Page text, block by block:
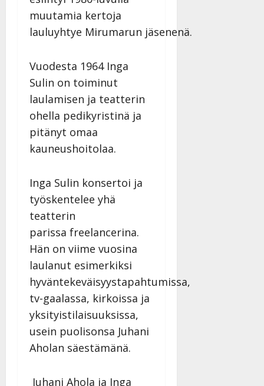
muutamia kertoja
lauluyhtye Mirumarun jäsenenä.
Vuodesta 1964 Inga
Sulin on toiminut
laulamisen ja teatterin
ohella pedikyristinä ja
pitänyt omaa
kauneushoitolaa.
Inga Sulin konsertoi ja
työskentelee yhä
teatterin
parissa freelancerina.
Hän on viime vuosina
laulanut esimerkiksi
hyväntekeväisyystapahtumissa,
tv-gaalassa, kirkoissa ja
yksityistilaisuuksissa,
usein puolisonsa Juhani
Aholan säestämänä.
Juhani Ahola ja Inga